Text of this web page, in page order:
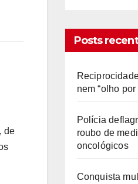
de
Posts
nem “olho
Polícia
roubo de
oncológicos
Conquista